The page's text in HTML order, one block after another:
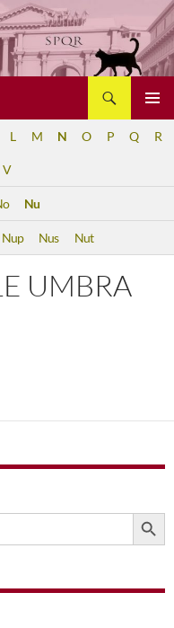
L M N O P Q R
V
Nu
Nup Nus Nut
UMBRA
SEARCH